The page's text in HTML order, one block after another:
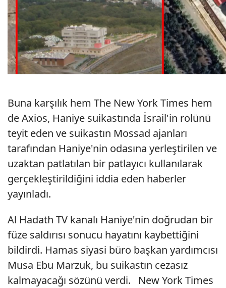
Buna karşılık hem The New York Times hem
de Axios, Haniye suikastında İsrail'in rolünü
teyit eden ve suikastın Mossad ajanları
tarafından Haniye'nin odasına yerleştirilen ve
uzaktan patlatılan bir patlayıcı kullanılarak
gerçekleştirildiğini iddia eden haberler
yayınladı.
Al Hadath TV kanalı Haniye'nin doğrudan bir
füze saldırısı sonucu hayatını kaybettiğini
bildirdi. Hamas siyasi büro başkan yardımcısı
Musa Ebu Marzuk, bu suikastın cezasız
kalmayacağı sözünü verdi. New York Times